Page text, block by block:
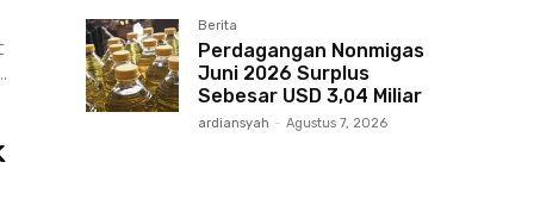
Berita
Perdagangan Nonmigas
Juni 2026 Surplus
Sebesar USD 3,04 Miliar
ardiansyah - Agustus 7, 2026